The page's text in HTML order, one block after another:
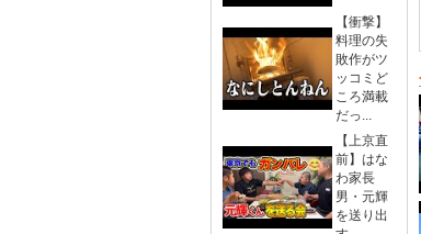
【衝撃】
料理の失
敗作がツ
ッコミど
ころ満載
だっ...
【上京直
前】はな
わ家長
男・元輝
を送り出